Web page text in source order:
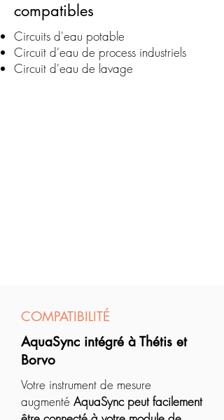
compatibles
Circuits d'eau potable
Circuit d'eau de process industriels
Circuit d'eau de lavage
COMPATIBILITÉ
AquaSync intégré à Thétis et
Borvo
Votre instrument de mesure
augmenté AquaSync peut facilement